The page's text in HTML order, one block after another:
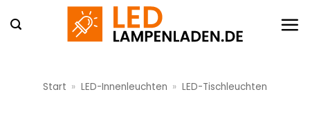
Inhalt
Start » LED-Innenleuchten » LED-Tischleuchten